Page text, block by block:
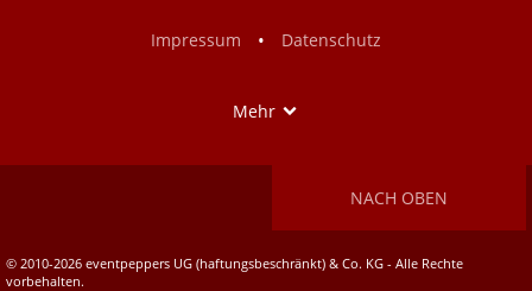
Impressum
• Datenschutz
Mehr
NACH OBEN
© 2010-2026 eventpeppers UG (haftungsbeschränkt) & Co. KG - Alle Rechte
vorbehalten.